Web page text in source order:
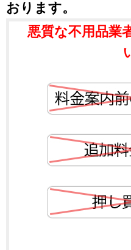
おります。
悪質な不用品業